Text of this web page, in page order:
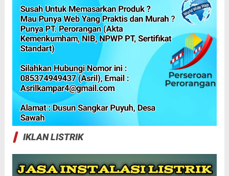
IKLAN LISTRIK